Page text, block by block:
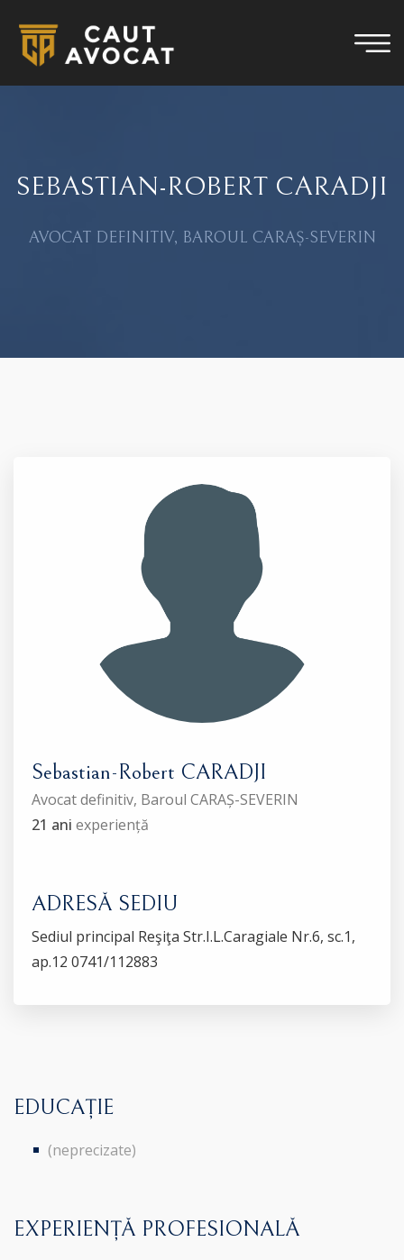
SEBASTIAN-ROBERT CARADJI
AVOCAT DEFINITIV, BAROUL CARAȘ-SEVERIN
Sebastian-Robert CARADJI
Avocat definitiv, Baroul CARAȘ-SEVERIN
21 ani experiență
ADRESĂ SEDIU
Sediul principal Reşiţa Str.I.L.Caragiale Nr.6, sc.1,
ap.12 0741/112883
EDUCAȚIE
(neprecizate)
EXPERIENȚĂ PROFESIONALĂ